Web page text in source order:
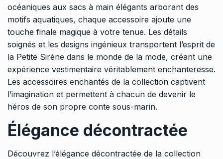
océaniques aux sacs à main élégants arborant des
motifs aquatiques, chaque accessoire ajoute une
touche finale magique à votre tenue. Les détails
soignés et les designs ingénieux transportent l’esprit de
la Petite Sirène dans le monde de la mode, créant une
expérience vestimentaire véritablement enchanteresse.
Les accessoires enchantés de la collection captivent
l’imagination et permettent à chacun de devenir le
héros de son propre conte sous-marin.
Élégance décontractée
Découvrez l’élégance décontractée de la collection